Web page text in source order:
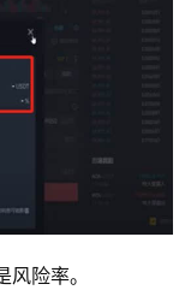
险率。